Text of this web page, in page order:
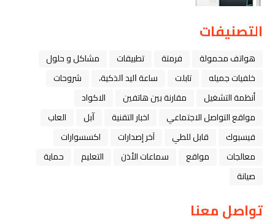
التصنيفات
هواتف محمولة فرمتة تطبيقات
مشاكل و حلول
خلفيات جميله
تابلت ﺳﺎﻋﺔ ﺍﻟﻴﺪ ﺍﻟﺬﻛﻴﺔ،
شروحات
أنظمة التشغيل
مقارنة بين هاتفين
الاكواد
مواقع التواصل الاجتماعي
اخبار التقنية ﺁﺑﻞ
العاب
فيسبوك
قابل للطي آخر إصدارات
اكسسوارات
معالجات
مواقع سماعات الأذن التعليم
حماية
صيانة
تواصل معنا